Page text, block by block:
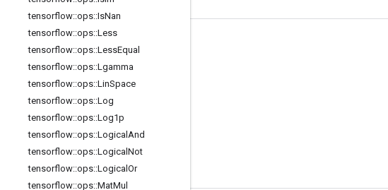
tensorflow::ops::IsNan
tensorflow::ops::Less
tensorflow::ops::LessEqual
tensorflow::ops::Lgamma
tensorflow::ops::LinSpace
tensorflow::ops::Log
tensorflow::ops::Log1p
tensorflow::ops::Logical And
tensorflow::ops::Logical Not
tensorflow::ops::Logical Or
tensorflow::ops::MatMul
সবসময় যুক্ত থাকুন
ব্লগ
GitHub
Twitter